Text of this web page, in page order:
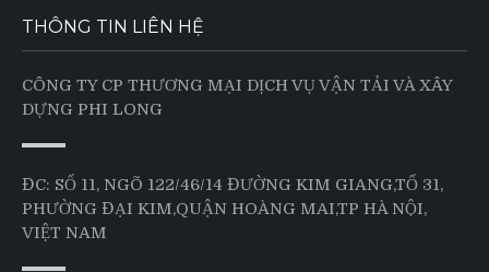
THÔNG TIN LIÊN HỆ
CÔNG TY CP THƯƠNG MẠI DỊCH VỤ VẬN TẢI VÀ XÂY
DỰNG PHI LONG
ĐC: SỐ 11, NGÕ 122/46/14 ĐƯỜNG KIM GIANG,TỔ 31,
PHƯỜNG ĐẠI KIM,QUẬN HOÀNG MAI,TP HÀ NỘI,
VIỆT NAM